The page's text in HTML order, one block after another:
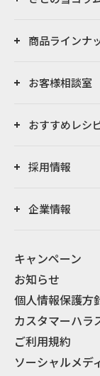
商品ラインナ
お客様相談室
おすすめレシ
採用情報
企業情報
キャンペーン
お知らせ
個人情報保護方
カスタマーハラ
ご利用規約
ソーシャルメデ